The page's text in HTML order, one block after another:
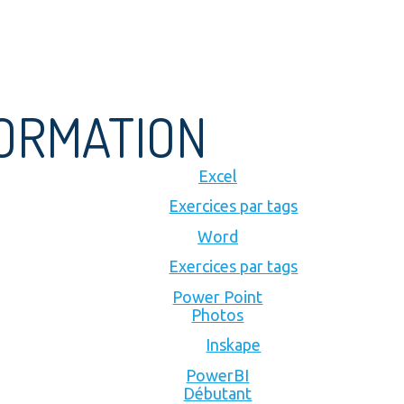
Excel
Exercices par tags
Word
Exercices par tags
Power Point
Photos
Inskape
PowerBI
Débutant